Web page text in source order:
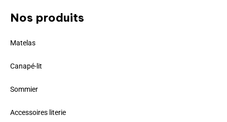
Nos produits
Matelas
Canapé-lit
Sommier
Accessoires literie